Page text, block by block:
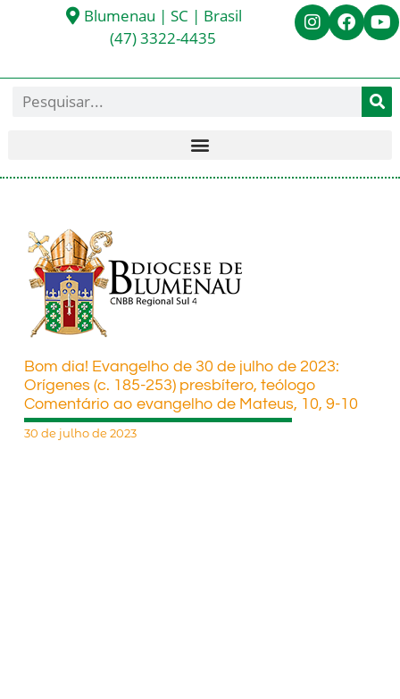
Blumenau | SC | Brasil
(47) 3322-4435
Bom dia! Evangelho de 30 de julho de 2023:
Orígenes (c. 185-253) presbítero, teólogo
Comentário ao evangelho de Mateus, 10, 9-10
30 de julho de 2023